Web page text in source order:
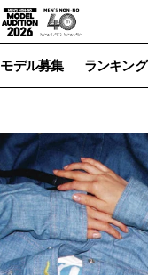
モデル募集 ランキング